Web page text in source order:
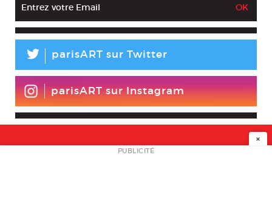
L parisART sur Twitter
parisART sur Instagram
NEWSLETTER
×
PUBLICITÉ